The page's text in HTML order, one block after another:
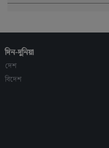
দিন-দুনিয়া
দেশ
বিদেশ